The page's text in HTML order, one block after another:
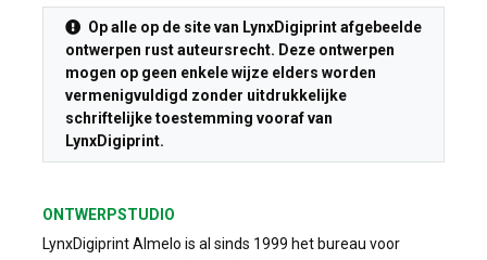
Op alle op de site van LynxDigiprint afgebeelde
ontwerpen rust auteursrecht. Deze ontwerpen
mogen op geen enkele wijze elders worden
vermenigvuldigd zonder uitdrukkelijke
schriftelijke toestemming vooraf van
LynxDigiprint.
ONTWERPSTUDIO
LynxDigiprint Almelo is al sinds 1999 het bureau voor